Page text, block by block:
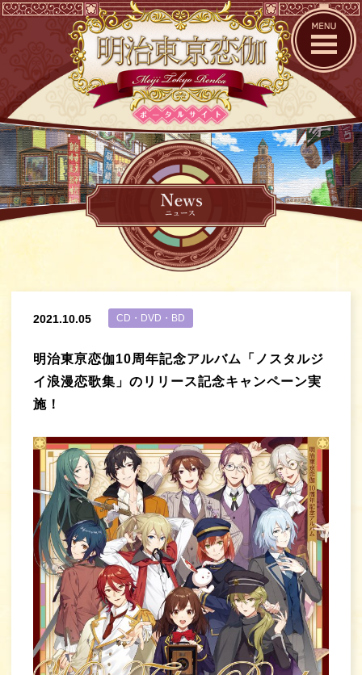
2021.10.05 CD・DVD・BD
明治東亰恋伽10周年記念アルバム「ノスタルジ
イ浪漫恋歌集」のリリース記念キャンペーン実
施！